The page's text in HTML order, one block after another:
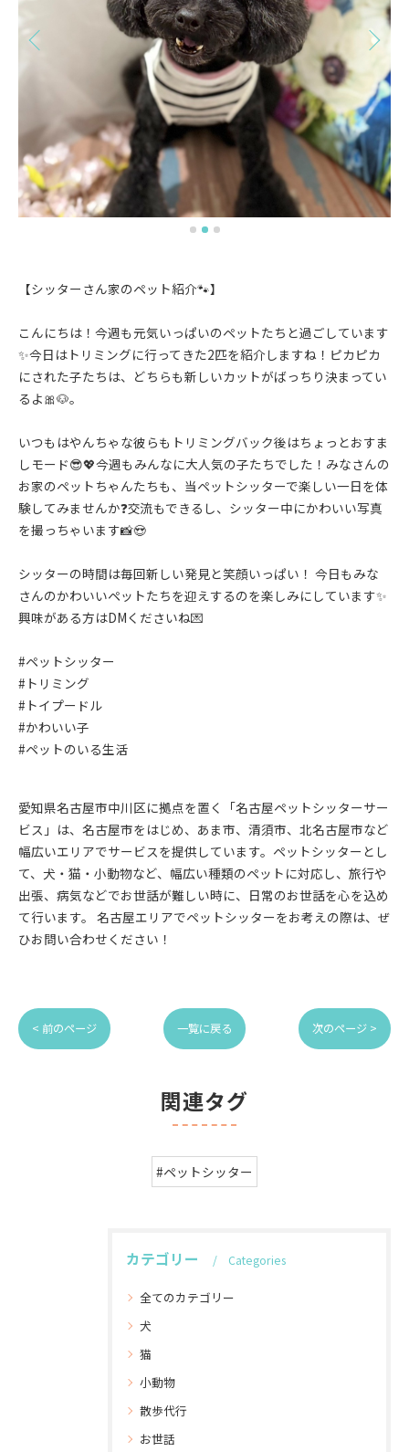
【シッターさん家のペット紹介🐾】
こんにちは！今週も元気いっぱいのペットたちと過ごしています
✨今日はトリミングに行ってきた2匹を紹介しますね！ピカピカ
にされた子たちは、どちらも新しいカットがばっちり決まってい
るよ🎀🐶。
いつもはやんちゃな彼らもトリミングバック後はちょっとおすま
しモード😎💖今週もみんなに大人気の子たちでした！みなさんの
お家のペットちゃんたちも、当ペットシッターで楽しい一日を体
験してみませんか❓交流もできるし、シッター中にかわいい写真
を撮っちゃいます📸😍
シッターの時間は毎回新しい発見と笑顔いっぱい！ 今日もみな
さんのかわいいペットたちを迎えするのを楽しみにしています✨
興味がある方はDMくださいね💌
#ペットシッター
#トリミング
#トイプードル
#かわいい子
#ペットのいる生活
愛知県名古屋市中川区に拠点を置く「名古屋ペットシッターサー
ビス」は、名古屋市をはじめ、あま市、清須市、北名古屋市など
幅広いエリアでサービスを提供しています。ペットシッターとし
て、犬・猫・小動物など、幅広い種類のペットに対応し、旅行や
出張、病気などでお世話が難しい時に、日常のお世話を心を込め
て行います。 名古屋エリアでペットシッターをお考えの際は、ぜ
ひお問い合わせください！
< 前のページ 一覧に戻る 次のページ >
関連タグ
#ペットシッター
カテゴリー Categories
全てのカテゴリー
犬
猫
小動物
散歩代行
お世話